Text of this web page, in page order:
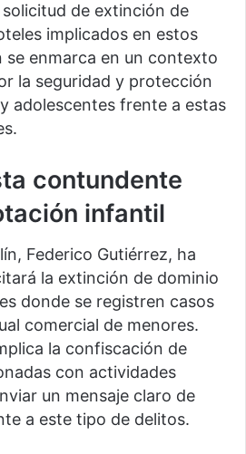
de extinción de
implicados en estos
se enmarca en un contexto
la seguridad y protección
adolescentes frente a estas
contundente
infantil
Federico Gutiérrez, ha
la extinción de dominio
donde se registren casos
comercial de menores.
la confiscación de
con actividades
un mensaje claro de
a este tipo de delitos.